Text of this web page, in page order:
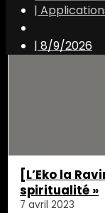
|
| 8/9/2026
[L’Eko la
spiritualité »
7 avril 2023